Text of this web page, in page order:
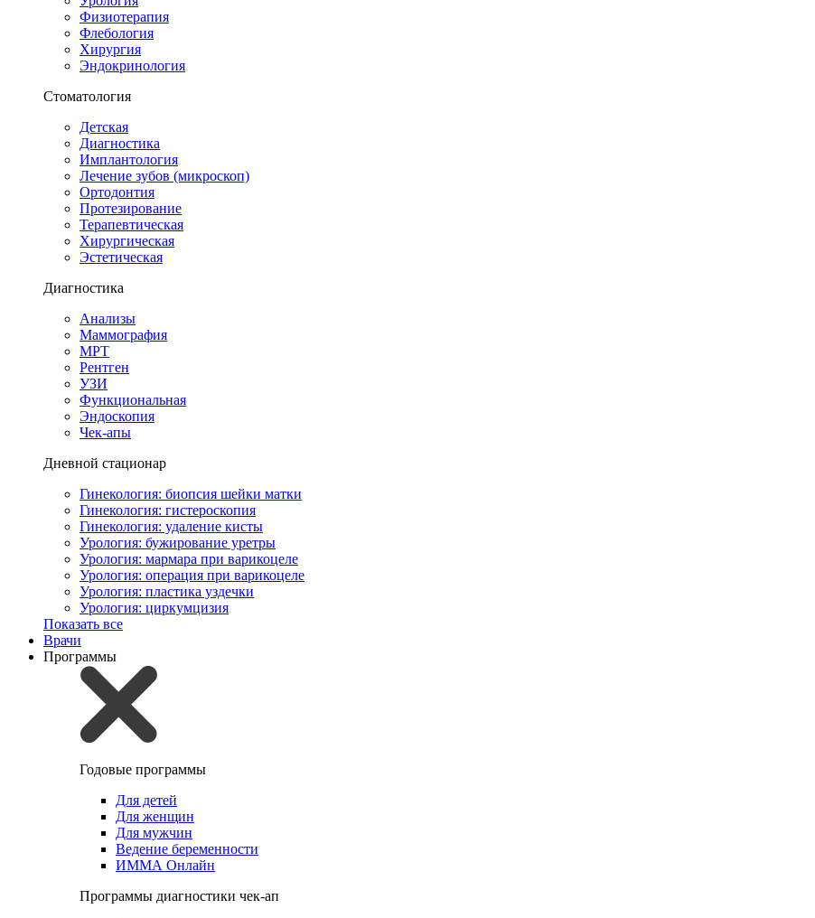
Физиотерапия
Флебология
Хирургия
Эндокринология
Стоматология
Детская
Диагностика
Имплантология
Лечение зубов (микроскоп)
Ортодонтия
Протезирование
Терапевтическая
Хирургическая
Эстетическая
Диагностика
Анализы
Маммография
МРТ
Рентген
УЗИ
Функциональная
Эндоскопия
Чек-апы
Дневной стационар
Гинекология: биопсия шейки матки
Гинекология: гистероскопия
Гинекология: удаление кисты
Урология: бужирование уретры
Урология: мармара при варикоцеле
Урология: операция при варикоцеле
Урология: пластика уздечки
Урология: циркумцизия
Показать все
Врачи
Программы
Годовые программы
Для детей
Для женщин
Для мужчин
Ведение беременности
ИММА Онлайн
Программы диагностики чек-ап